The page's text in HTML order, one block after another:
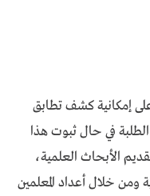
على إمكانية كشف تطابق
في حال ثبوت هذا
الأبحاث العلمية،
ومن خلال أعداد المعلمين